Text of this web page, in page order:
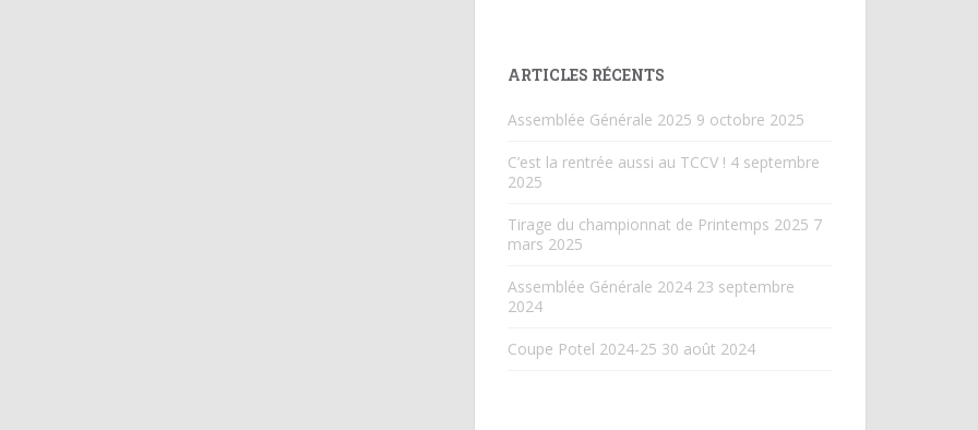
ARTICLES RÉCENTS
Assemblée Générale 2025 9 octobre 2025
C’est la rentrée aussi au TCCV ! 4 septembre
2025
Tirage du championnat de Printemps 2025 7
mars 2025
Assemblée Générale 2024 23 septembre
2024
Coupe Potel 2024-25 30 août 2024